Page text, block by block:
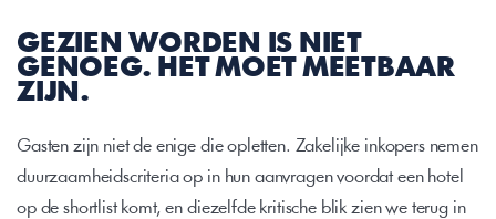
GEZIEN WORDEN IS NIET
GENOEG. HET MOET MEETBAAR
ZIJN.
Gasten zijn niet de enige die opletten. Zakelijke inkopers nemen
duurzaamheidscriteria op in hun aanvragen voordat een hotel
op de shortlist komt, en diezelfde kritische blik zien we terug in